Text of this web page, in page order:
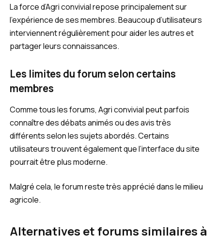
La force d’Agri convivial repose principalement sur
l’expérience de ses membres. Beaucoup d’utilisateurs
interviennent régulièrement pour aider les autres et
partager leurs connaissances.
Les limites du forum selon certains
membres
Comme tous les forums, Agri convivial peut parfois
connaître des débats animés ou des avis très
différents selon les sujets abordés. Certains
utilisateurs trouvent également que l’interface du site
pourrait être plus moderne.
Malgré cela, le forum reste très apprécié dans le milieu
agricole.
Alternatives et forums similaires à